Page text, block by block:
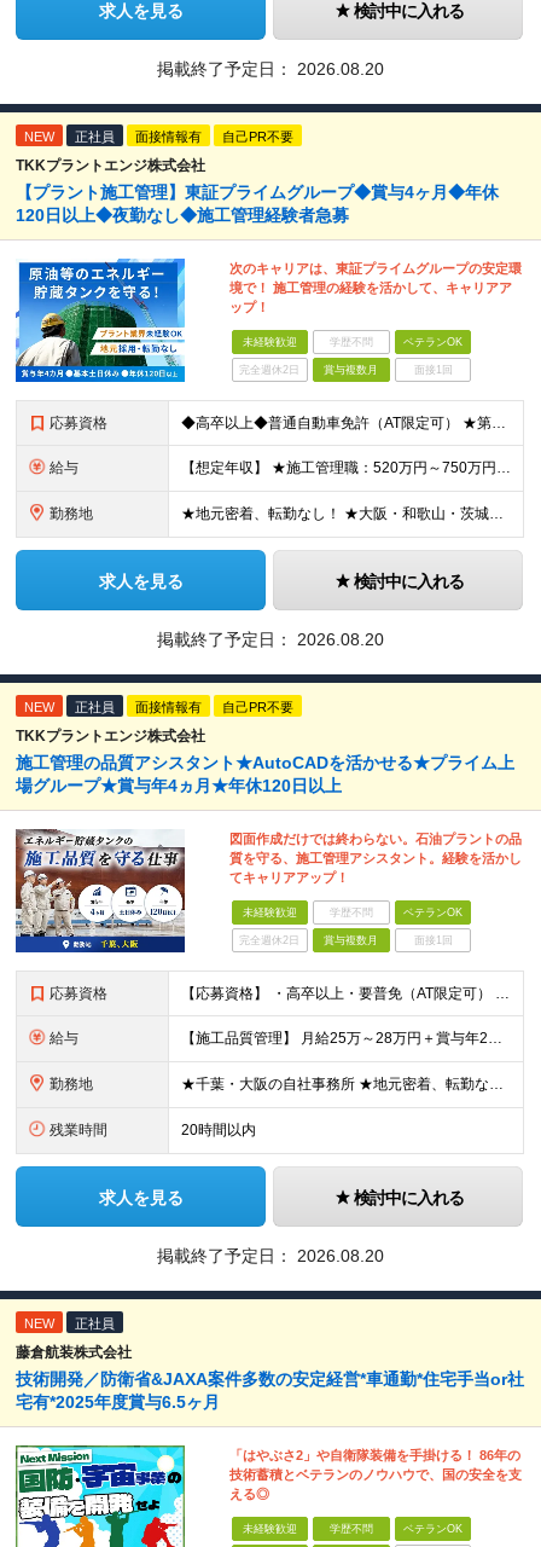
求人を見る 検討中に入れる
掲載終了予定日： 2026.08.20
NEW 正社員 面接情報有 自己PR不要
TKKプラントエンジ株式会社
【プラント施工管理】東証プライムグループ◆賞与4ヶ月◆年休
120日以上◆夜勤なし◆施工管理経験者急募
次のキャリアは、東証プライムグループの安定環
境で！ 施工管理の経験を活かして、キャリアア
ップ！
未経験歓迎 学歴不問 ベテランOK
完全週休2日 賞与複数月 面接1回
応募資格 ◆高卒以上◆普通自動車免許（AT限定可） ★第二新卒歓迎 ★プラント業界以外での施工管理経験者歓迎 【こんな方は向いています】 ・施工管理のスキルを活かして働きたい ・安定企業で長く働きたい ・チ
給与 【想定年収】 ★施工管理職：520万円～750万円 ※上記年収は残業時間40時間／月相当の金額を含みます。 月給25万円～35万円＋賞与年2回（原則固定支給額4ヵ月分）＋諸手当（残業手当全額など）
勤務地 ★地元密着、転勤なし！ ★大阪・和歌山・茨城・三重・千葉の各拠点 ★Ｕ・Iターン歓迎！（面接交通費支給） ★社用車貸与（出勤利用OK）、駐車場費用支給 ・大阪府堺市 ・和歌山県有田市 ・茨城県神栖市
求人を見る 検討中に入れる
掲載終了予定日： 2026.08.20
NEW 正社員 面接情報有 自己PR不要
TKKプラントエンジ株式会社
施工管理の品質アシスタント★AutoCADを活かせる★プライム上
場グループ★賞与年4ヵ月★年休120日以上
図面作成だけでは終わらない。石油プラントの品
質を守る、施工管理アシスタント。経験を活かし
てキャリアアップ！
未経験歓迎 学歴不問 ベテランOK
完全週休2日 賞与複数月 面接1回
応募資格 【応募資格】 ・高卒以上・要普免（AT限定可） ・AutoCADの経験者 →自社で図面を一部変更する場合があるため。設計分野は不問です。 ・施工図面が読めること 【歓迎する経験】 ◎AutoCADの
給与 【施工品質管理】 月給25万～28万円＋賞与年2回（原則固定支給額4ヵ月分）＋諸手当（残業手当全額など） ※経験・能力・前職給与を考慮して優遇します。 ※残業代は別途全額支給します。 ※試用期間は6
勤務地 ★千葉・大阪の自社事務所 ★地元密着、転勤なし！ ★Ｕ・Iターン歓迎！（面接交通費支給） 【具体的な勤務地】 ※当社堺事務所（大阪）もしくは五井事務所（千葉） ◆堺事務所 （住所） 大阪府堺市堺区
残業時間 20時間以内
求人を見る 検討中に入れる
掲載終了予定日： 2026.08.20
NEW 正社員
藤倉航装株式会社
技術開発／防衛省&JAXA案件多数の安定経営*車通勤*住宅手当or社
宅有*2025年度賞与6.5ヶ月
「はやぶさ2」や自衛隊装備を手掛ける！ 86年の
技術蓄積とベテランのノウハウで、国の安全を支
える◎
未経験歓迎 学歴不問 ベテランOK